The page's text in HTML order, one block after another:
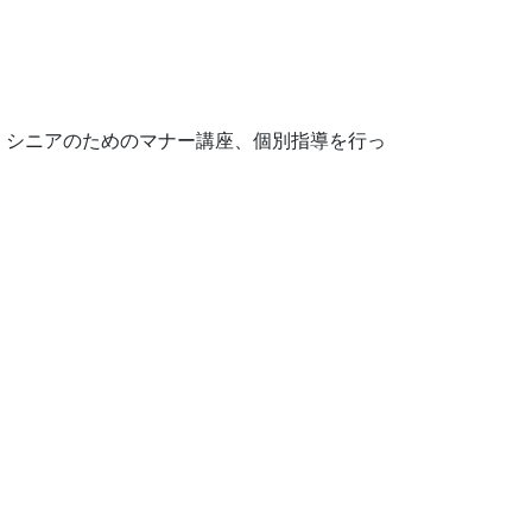
ニアのためのマナー講座、個別指導を行っ